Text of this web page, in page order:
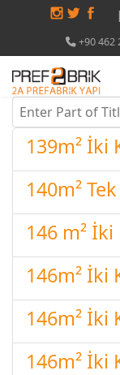
+90 462
Enter Part of Title
139m² İki
140m²
146 m²
146m² İki
146m² İki
146m² İki